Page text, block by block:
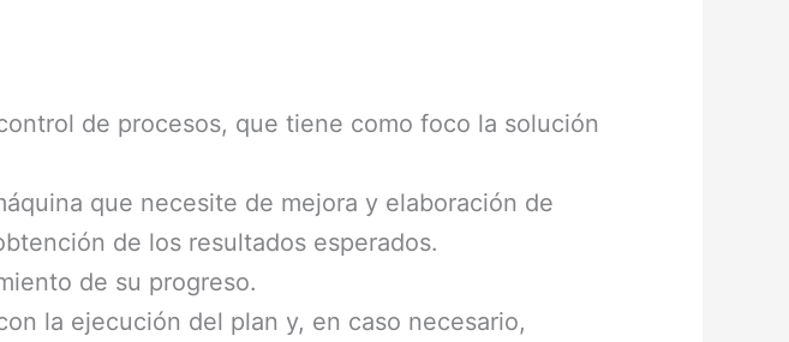
de procesos, que tiene como foco la solución
que necesite de mejora y elaboración de
de los resultados esperados.
de su progreso.
la ejecución del plan y, en caso necesario,